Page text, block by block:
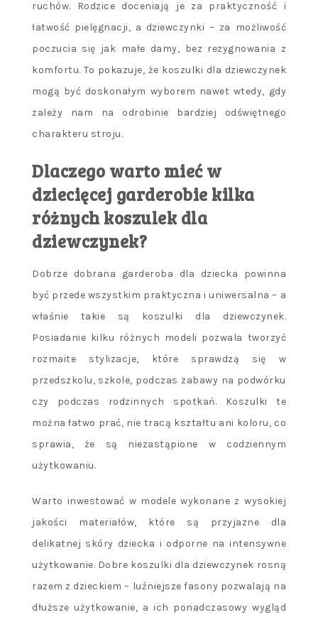
ruchów. Rodzice doceniają je za praktyczność i
łatwość pielęgnacji, a dziewczynki – za możliwość
poczucia się jak małe damy, bez rezygnowania z
komfortu. To pokazuje, że koszulki dla dziewczynek
mogą być doskonałym wyborem nawet wtedy, gdy
zależy nam na odrobinie bardziej odświętnego
charakteru stroju.
Dlaczego warto mieć w
dziecięcej garderobie kilka
różnych koszulek dla
dziewczynek?
Dobrze dobrana garderoba dla dziecka powinna
być przede wszystkim praktyczna i uniwersalna – a
właśnie takie są koszulki dla dziewczynek.
Posiadanie kilku różnych modeli pozwala tworzyć
rozmaite stylizacje, które sprawdzą się w
przedszkolu, szkole, podczas zabawy na podwórku
czy podczas rodzinnych spotkań. Koszulki te
można łatwo prać, nie tracą kształtu ani koloru, co
sprawia, że są niezastąpione w codziennym
użytkowaniu.
Warto inwestować w modele wykonane z wysokiej
jakości materiałów, które są przyjazne dla
delikatnej skóry dziecka i odporne na intensywne
użytkowanie. Dobre koszulki dla dziewczynek rosną
razem z dzieckiem – luźniejsze fasony pozwalają na
dłuższe użytkowanie, a ich ponadczasowy wygląd